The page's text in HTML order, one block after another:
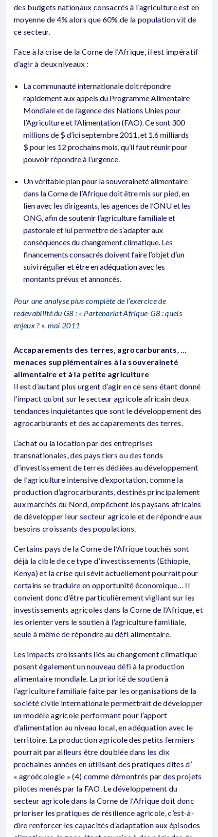
des budgets nationaux consacrés à l’agriculture est en
moyenne de 4% alors que 60% de la population vit de
ce secteur.
Face à la crise de la Corne de l’Afrique, il est impératif
d’agir à deux niveaux :
La communauté internationale doit répondre
rapidement aux appels du Programme Alimentaire
Mondiale et de l’agence des Nations Unies pour
l’Agriculture et l’Alimentation (FAO). Ce sont 300
millions de $ d’ici septembre 2011, et 1.6 milliards
$ pour les 12 prochains mois, qu’il faut réunir pour
pouvoir répondre à l’urgence.
Un véritable plan pour la souveraineté alimentaire
dans la Corne de l’Afrique doit être mis sur pied, en
lien avec les dirigeants, les agences de l’ONU et les
ONG, afin de soutenir l’agriculture familiale et
pastorale et lui permettre de s’adapter aux
conséquences du changement climatique. Les
financements consacrés doivent faire l’objet d’un
suivi régulier et être en adéquation avec les
montants prévus et annoncés.
Pour une analyse plus complète de l’exercice de
redevabilité du G8 : « Partenariat Afrique-G8 : quels
enjeux ? », mai 2011
Accaparements des terres, agrocarburants, …
menaces supplémentaires à la souveraineté
alimentaire et à la petite agriculture
Il est d’autant plus urgent d’agir en ce sens étant donné
l’impact qu’ont sur le secteur agricole africain deux
tendances inquiétantes que sont le développement des
agrocarburants et des accaparements des terres.
L’achat ou la location par des entreprises
transnationales, des pays tiers ou des fonds
d’investissement de terres dédiées au développement
de l’agriculture intensive d’exportation, comme la
production d’agrocarburants, destinés principalement
aux marchés du Nord, empêchent les paysans africains
de développer leur secteur agricole et de répondre aux
besoins croissants des populations.
Certains pays de la Corne de l’Afrique touchés sont
déjà la cible de ce type d’investissements (Ethiopie,
Kenya) et la crise qui sévit actuellement pourrait pour
certains se traduire en opportunité économique… Il
convient donc d’être particulièrement vigilant sur les
investissements agricoles dans la Corne de l’Afrique, et
les orienter vers le soutien à l’agriculture familiale,
seule à même de répondre au défi alimentaire.
Les impacts croissants liés au changement climatique
posent également un nouveau défi à la production
alimentaire mondiale. La priorité de soutien à
l’agriculture familiale faite par les organisations de la
société civile internationale permettrait de développer
un modèle agricole performant pour l’apport
d’alimentation au niveau local, en adéquation avec le
territoire. La production agricole des petits fermiers
pourrait par ailleurs être doublée dans les dix
prochaines années en utilisant des pratiques dites d’
« agroécologie » (4) comme démontrés par des projets
pilotes menés par la FAO. Le développement du
secteur agricole dans la Corne de l’Afrique doit donc
prioriser les pratiques de résilience agricole, c’est-à-
dire renforcer les capacités d’adaptation aux épisodes